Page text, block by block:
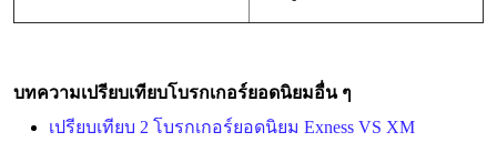
บทความเปรียบเทียบโบรกเกอร์ยอดนิยมอื่น ๆ
เปรียบเทียบ 2 โบรกเกอร์ยอดนิยม Exness VS XM